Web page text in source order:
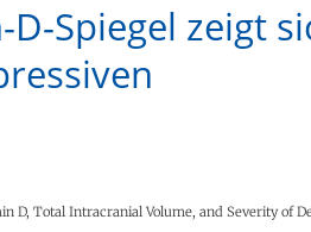
Spiegel zeigt
D, Total Intracranial Volume, and Severity of